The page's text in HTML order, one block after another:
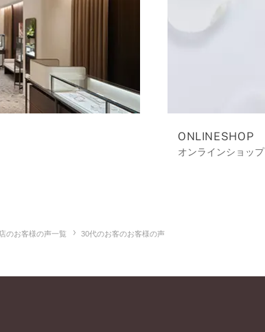
ONLINESHOP
オンラインショップ
のお客様の声一覧 30代のお客のお客様の声